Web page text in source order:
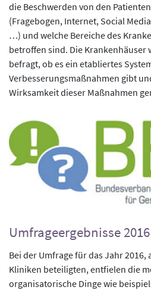
die Beschwerden von den
(Fragebogen, Internet, Social
…) und welche Bereiche des
betroffen sind. Die Krankenhäuser
befragt, ob es ein etabliertes
Verbesserungsmaßnahmen gibt
Wirksamkeit dieser Maßnahmen
Umfrageergebnisse 2016
Bei der Umfrage für das Jahr 2016,
Kliniken beteiligten, entfielen die
organisatorische Dinge wie